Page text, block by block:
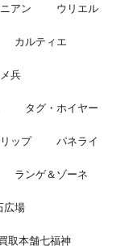
アン ウリエル
カルティエ
兵
タグ・ホイヤー
ップ パネライ
ランゲ＆ゾーネ
広場
取本舗七福神